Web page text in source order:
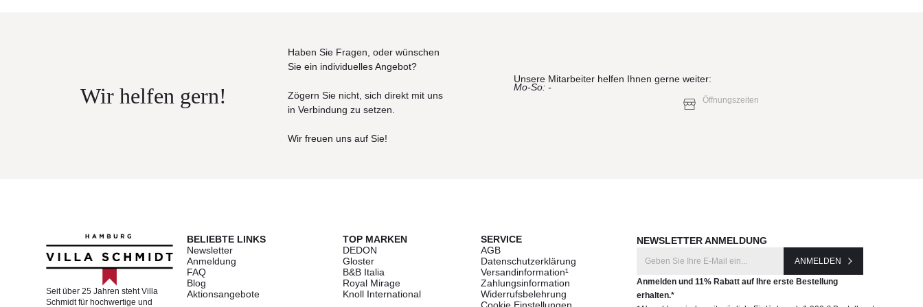
Wir helfen gern!
Haben Sie Fragen, oder wünschen
Sie ein individuelles Angebot?
Zögern Sie nicht, sich direkt mit uns
in Verbindung zu setzen.
Wir freuen uns auf Sie!
Unsere Mitarbeiter helfen Ihnen gerne weiter:
Mo-So: -
Öffnungszeiten
Seit über 25 Jahren steht Villa
Schmidt für hochwertige und
BELIEBTE LINKS
Newsletter
Anmeldung
FAQ
Blog
Aktionsangebote
TOP MARKEN
DEDON
Gloster
B&B Italia
Royal Mirage
Knoll International
SERVICE
AGB
Datenschutzerklärung
Versandinformation¹
Zahlungsinformation
Widerrufsbelehrung
NEWSLETTER ANMELDUNG
ANMELDEN
Anmelden und 11% Rabatt auf Ihre erste Bestellung
erhalten.*